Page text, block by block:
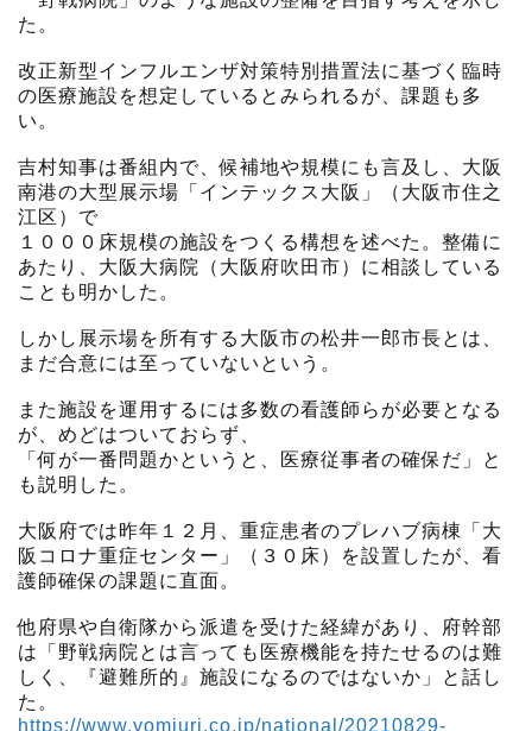
た。
改正新型インフルエンザ対策特別措置法に基づく臨時
の医療施設を想定しているとみられるが、課題も多
い。
吉村知事は番組内で、候補地や規模にも言及し、大阪
南港の大型展示場「インテックス大阪」（大阪市住之
江区）で
１０００床規模の施設をつくる構想を述べた。整備に
あたり、大阪大病院（大阪府吹田市）に相談している
ことも明かした。
しかし展示場を所有する大阪市の松井一郎市長とは、
まだ合意には至っていないという。
また施設を運用するには多数の看護師らが必要となる
が、めどはついておらず、
「何が一番問題かというと、医療従事者の確保だ」と
も説明した。
大阪府では昨年１２月、重症患者のプレハブ病棟「大
阪コロナ重症センター」（３０床）を設置したが、看
護師確保の課題に直面。
他府県や自衛隊から派遣を受けた経緯があり、府幹部
は「野戦病院とは言っても医療機能を持たせるのは難
しく、『避難所的』施設になるのではないか」と話し
た。
https://www.yomiuri.co.jp/national/20210829-